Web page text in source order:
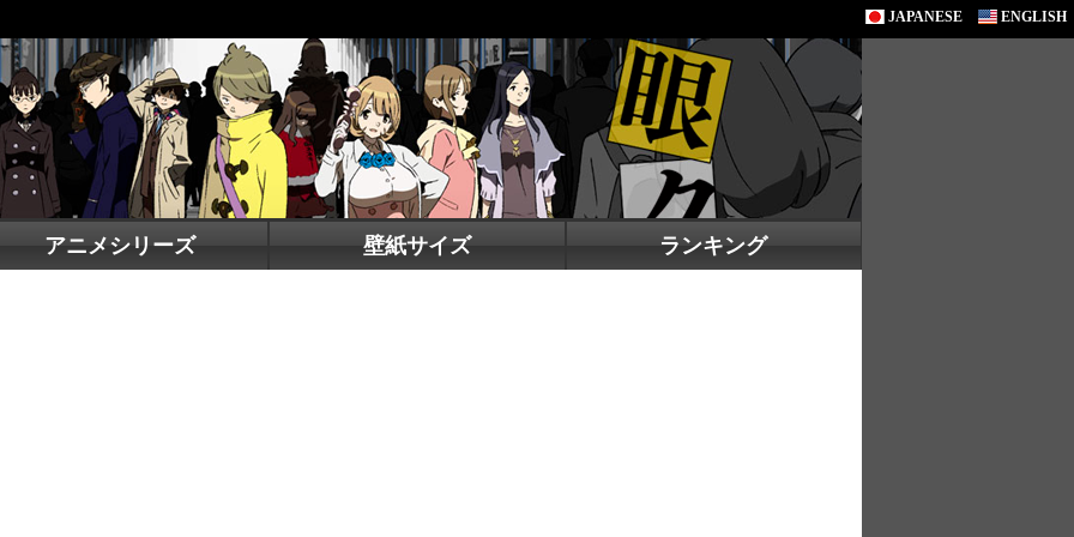
JAPANESE ENGLISH
アニメシリーズ 壁紙サイズ ランキング